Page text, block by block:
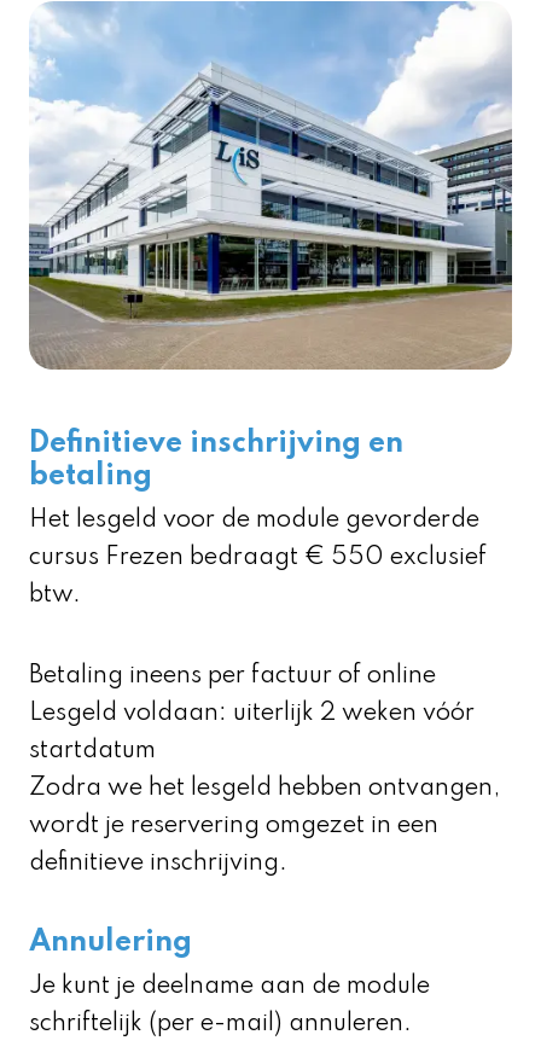
Definitieve inschrijving en
betaling
Het lesgeld voor de module gevorderde
cursus Frezen bedraagt € 550 exclusief
btw.
Betaling ineens per factuur of online
Lesgeld voldaan: uiterlijk 2 weken vóór
startdatum
Zodra we het lesgeld hebben ontvangen,
wordt je reservering omgezet in een
definitieve inschrijving.
Annulering
Je kunt je deelname aan de module
schriftelijk (per e-mail) annuleren.